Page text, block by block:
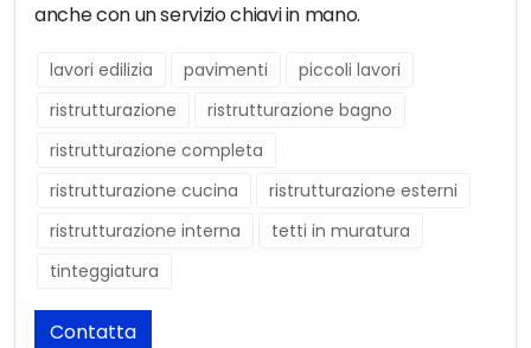
anche con un servizio chiavi in mano.
lavori edilizia pavimenti
piccoli lavori
ristrutturazione
ristrutturazione bagno
ristrutturazione completa
ristrutturazione cucina
ristrutturazione esterni
ristrutturazione interna
tetti in muratura
tinteggiatura
Contatta